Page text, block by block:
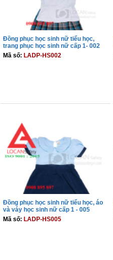
Đồng phục học sinh nữ tiểu học,
trang phục học sinh nữ cấp 1- 002
Mã số: LADP-HS002
Đồng phục học sinh nữ tiểu học, áo
và váy học sinh nữ cấp 1 - 005
Mã số: LADP-HS005